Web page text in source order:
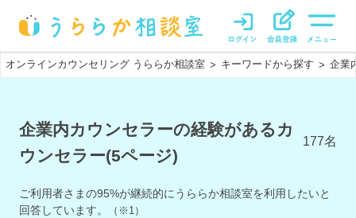
オンラインカウンセリング うららか相談室 > キーワードから探す > 企業
企業内カウンセラーの経験があるカ
ウンセラー(5ページ)
177名
ご利用者さまの95%が継続的にうららか相談室を利用したいと
回答しています。
（※1）